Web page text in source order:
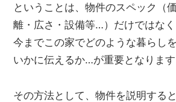
管
理
｜
地
密
ということは、物件のスペック（
離・広さ・設備等…）だけではなく
今までこの家でどのような暮らし
いかに伝えるか…が重要となります
その方法として、物件を説明する